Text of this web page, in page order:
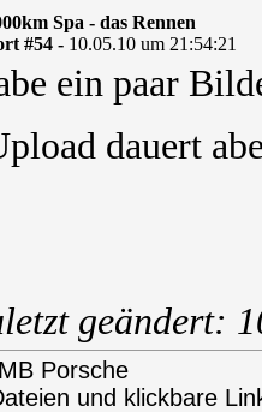
Spa - das Rennen
#54 - 10.05.10 um 21:54:21
ein paar
dauert
geändert:
Porsche
und klickbare